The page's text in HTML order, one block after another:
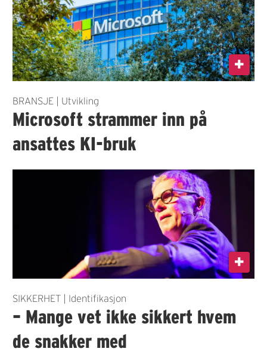
BRANSJE | Utvikling
Microsoft strammer inn på
ansattes KI-bruk
SIKKERHET | Identifikasjon
– Mange vet ikke sikkert hvem
de snakker med